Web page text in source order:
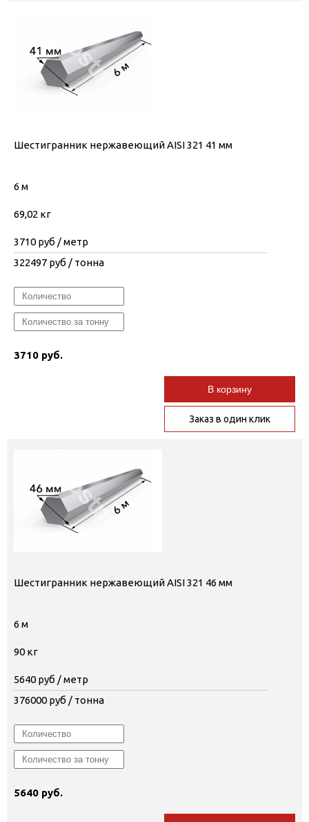
Шестигранник нержавеющий AISI 321 41 мм
6 м
69,02 кг
3710 руб / метр
322497 руб / тонна
3710 руб.
В корзину
Заказ в один клик
Шестигранник нержавеющий AISI 321 46 мм
6 м
90 кг
5640 руб / метр
376000 руб / тонна
5640 руб.